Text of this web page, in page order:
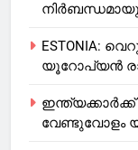
ESTONIA:
യൂറോപ്യന്‍
വേണ്ടുവോളം